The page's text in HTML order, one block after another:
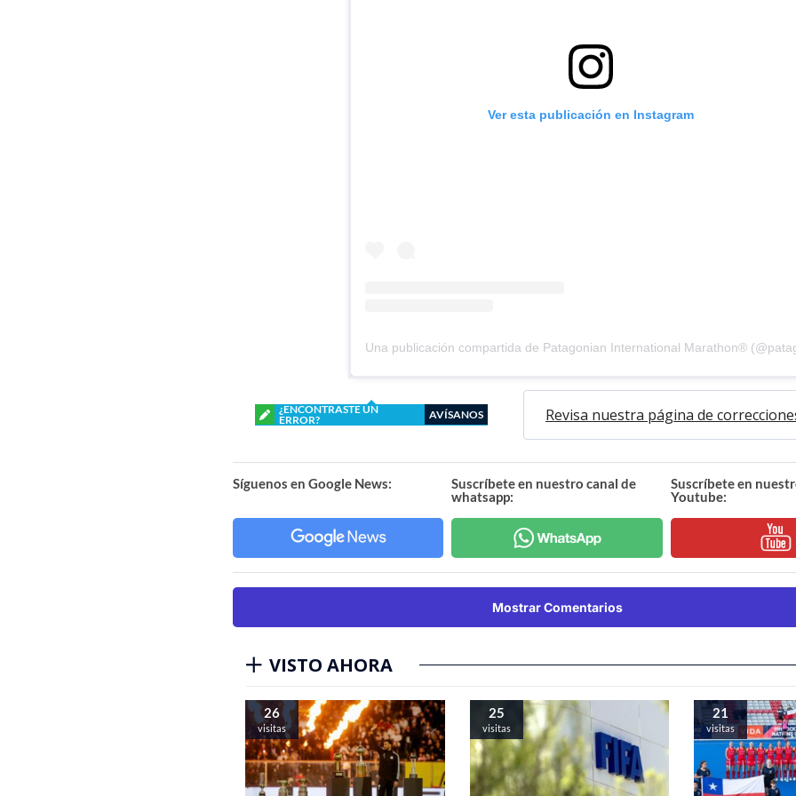
Ver esta publicación en Instagram
¿ENCONTRASTE UN
ERROR?
AVÍSANOS Revisa nuestra página de
Síguenos en Google News:
Suscríbete en nuestro canal de
whatsapp:
Suscríbete en
Youtube:
Mostrar Comentarios
VISTO AHORA
26
visitas
25
visitas
21
visitas